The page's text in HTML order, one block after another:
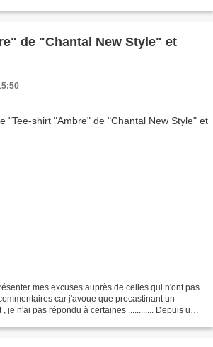
de "Chantal New Style" et
mes excuses auprès de celles qui n'ont pas
car j'avoue que procastinant un
je n'ai pas répondu à certaines ............ Depuis un